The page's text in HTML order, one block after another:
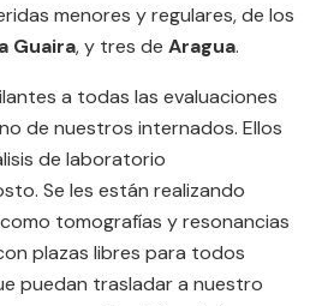
menores y regulares, de los
Guaira, y tres de Aragua.
a todas las evaluaciones
de nuestros internados. Ellos
de laboratorio
Se les están realizando
tomografías y resonancias
plazas libres para todos
puedan trasladar a nuestro